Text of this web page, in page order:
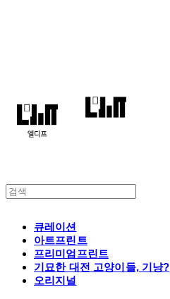
큐레이션
아트프린트
프리미엄프린트
기묘한 대전 고양이들, 기냥?
오리지널